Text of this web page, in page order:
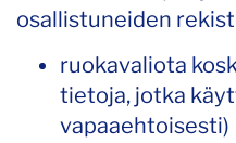
osallistuneiden
ruokavaliota
tietoja, jotka
vapaaehtoisesti)